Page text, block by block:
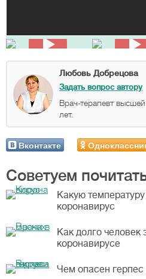
Любовь Добрецова
Задать вопрос автору
Врач-терапевт
лет.
Вконтакте
Советуем
Какую
коронавирус
Как долго человек
коронавирусе
Чем опасен герпес